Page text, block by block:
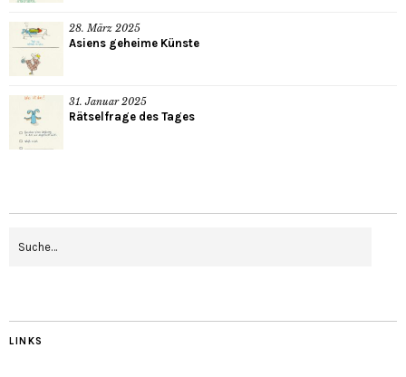
28. März 2025
Asiens geheime Künste
31. Januar 2025
Rätselfrage des Tages
LINKS